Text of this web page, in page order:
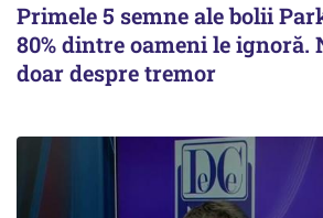
Primele 5 semne ale bolii
80% dintre oameni le ignoră.
doar despre tremor